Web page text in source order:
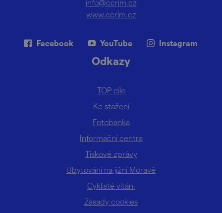
info@ccrjm.cz
www.ccrjm.cz
Facebook YouTube Instagram
Odkazy
TOP cíle
Ke stažení
Fotobanka
Informační centra
Tiskové zprávy
Ubytování na jižní Moravě
Cyklisté vítáni
Zásady cookies